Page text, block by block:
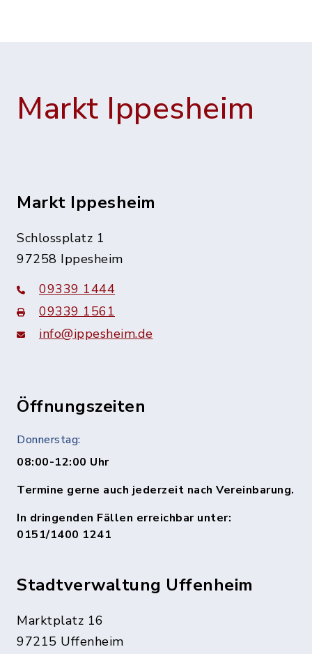
Markt Ippesheim
Markt Ippesheim
Schlossplatz 1
97258 Ippesheim
09339 1444
09339 1561
info@ippesheim.de
Öffnungszeiten
Donnerstag:
08:00-12:00 Uhr
Termine gerne auch jederzeit nach Vereinbarung.
In dringenden Fällen erreichbar unter:
0151/1400 1241
Stadtverwaltung Uffenheim
Marktplatz 16
97215 Uffenheim